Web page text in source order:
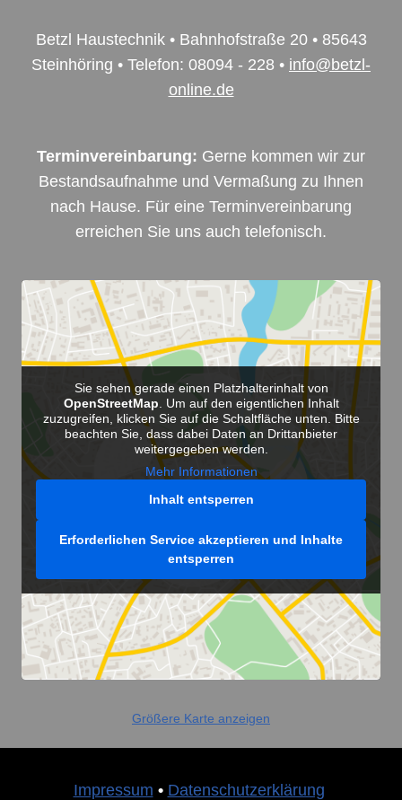
Betzl Haustechnik • Bahnhofstraße 20 • 85643
Steinhöring • Telefon: 08094 - 228 • info@betzl-
online.de
Terminvereinbarung: Gerne kommen wir zur
Bestandsaufnahme und Vermaßung zu Ihnen
nach Hause. Für eine Terminvereinbarung
erreichen Sie uns auch telefonisch.
Sie sehen gerade einen Platzhalterinhalt von
OpenStreetMap . Um auf den eigentlichen Inhalt
zuzugreifen, klicken Sie auf die Schaltfläche unten. Bitte
beachten Sie, dass dabei Daten an Drittanbieter
weitergegeben werden.
Mehr Informationen
Inhalt entsperren
Erforderlichen Service akzeptieren und Inhalte
entsperren
Größere Karte anzeigen
Impressum • Datenschutzerklärung